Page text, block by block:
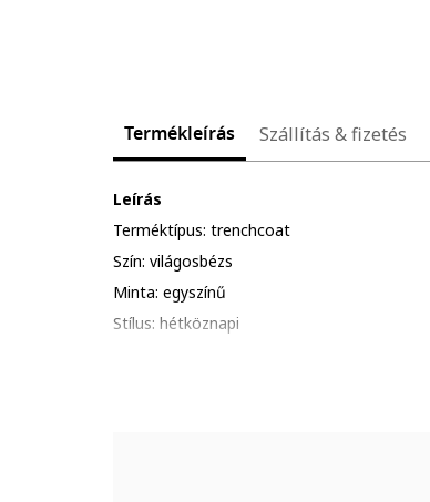
Termékleírás Szállítás & fizetés
Leírás
Terméktípus: trenchcoat
Szín: világosbézs
Minta: egyszínű
Stílus: hétköznapi